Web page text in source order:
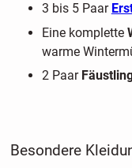
3 bis 5 Paar
Eine komplette
warme
2 Paar
Besondere